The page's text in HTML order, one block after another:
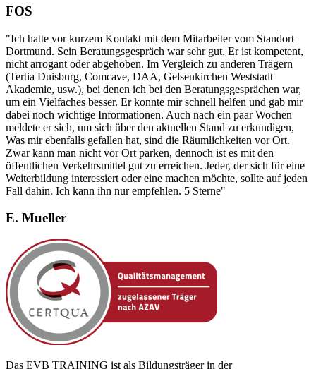
FOS
"Ich hatte vor kurzem Kontakt mit dem Mitarbeiter vom Standort
Dortmund. Sein Beratungsgespräch war sehr gut. Er ist kompetent,
nicht arrogant oder abgehoben. Im Vergleich zu anderen Trägern
(Tertia Duisburg, Comcave, DAA, Gelsenkirchen Weststadt
Akademie, usw.), bei denen ich bei den Beratungsgesprächen war,
um ein Vielfaches besser. Er konnte mir schnell helfen und gab mir
dabei noch wichtige Informationen. Auch nach ein paar Wochen
meldete er sich, um sich über den aktuellen Stand zu erkundigen,
Was mir ebenfalls gefallen hat, sind die Räumlichkeiten vor Ort.
Zwar kann man nicht vor Ort parken, dennoch ist es mit den
öffentlichen Verkehrsmittel gut zu erreichen. Jeder, der sich für eine
Weiterbildung interessiert oder eine machen möchte, sollte auf jeden
Fall dahin. Ich kann ihn nur empfehlen. 5 Sterne"
E. Mueller
Das EVB TRAINING ist als Bildungsträger in der